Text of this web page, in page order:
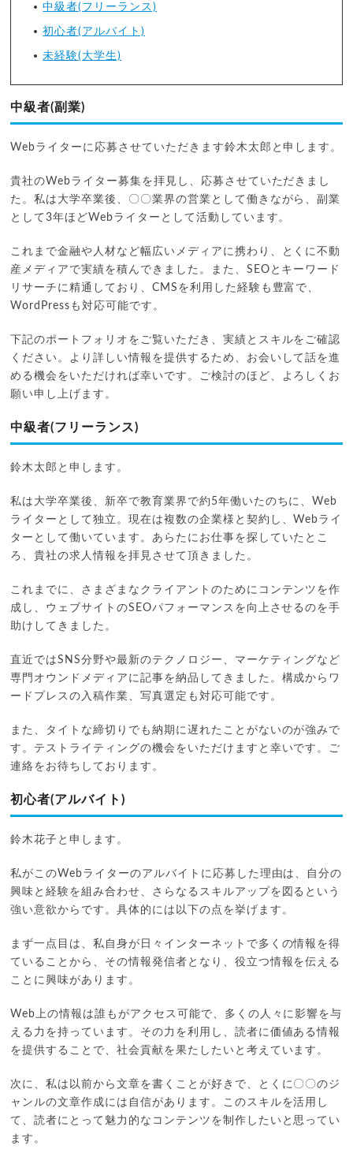
中級者(フリーランス)
初心者(アルバイト)
未経験(大学生)
中級者(副業)
Webライターに応募させていただきます鈴木太郎と申します。
貴社のWebライター募集を拝見し、応募させていただきまし
た。私は大学卒業後、〇〇業界の営業として働きながら、副業
として3年ほどWebライターとして活動しています。
これまで金融や人材など幅広いメディアに携わり、とくに不動
産メディアで実績を積んできました。また、SEOとキーワード
リサーチに精通しており、CMSを利用した経験も豊富で、
WordPressも対応可能です。
下記のポートフォリオをご覧いただき、実績とスキルをご確認
ください。より詳しい情報を提供するため、お会いして話を進
める機会をいただければ幸いです。ご検討のほど、よろしくお
願い申し上げます。
中級者(フリーランス)
鈴木太郎と申します。
私は大学卒業後、新卒で教育業界で約5年働いたのちに、Web
ライターとして独立。現在は複数の企業様と契約し、Webライ
ターとして働いています。あらたにお仕事を探していたとこ
ろ、貴社の求人情報を拝見させて頂きました。
これまでに、さまざまなクライアントのためにコンテンツを作
成し、ウェブサイトのSEOパフォーマンスを向上させるのを手
助けしてきました。
直近ではSNS分野や最新のテクノロジー、マーケティングなど
専門オウンドメディアに記事を納品してきました。構成からワ
ードプレスの入稿作業、写真選定も対応可能です。
また、タイトな締切りでも納期に遅れたことがないのが強みで
す。テストライティングの機会をいただけますと幸いです。ご
連絡をお待ちしております。
初心者(アルバイト)
鈴木花子と申します。
私がこのWebライターのアルバイトに応募した理由は、自分の
興味と経験を組み合わせ、さらなるスキルアップを図るという
強い意欲からです。具体的には以下の点を挙げます。
まず一点目は、私自身が日々インターネットで多くの情報を得
ていることから、その情報発信者となり、役立つ情報を伝える
ことに興味があります。
Web上の情報は誰もがアクセス可能で、多くの人々に影響を与
える力を持っています。その力を利用し、読者に価値ある情報
を提供することで、社会貢献を果たしたいと考えています。
次に、私は以前から文章を書くことが好きで、とくに〇〇のジ
ャンルの文章作成には自信があります。このスキルを活用し
て、読者にとって魅力的なコンテンツを制作したいと思ってい
ます。